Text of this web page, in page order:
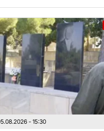
- 15:30